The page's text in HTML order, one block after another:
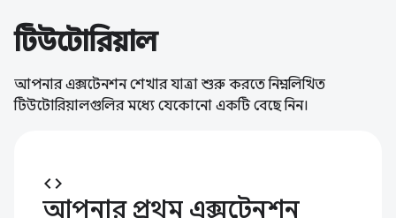
টিউটোরিয়াল
আপনার এক্সটেনশন শেখার যাত্রা শুরু করতে নিম্নলিখিত
টিউটোরিয়ালগুলির মধ্যে যেকোনো একটি বেছে নিন।
code
আপনার প্রথম এক্সটেনশন